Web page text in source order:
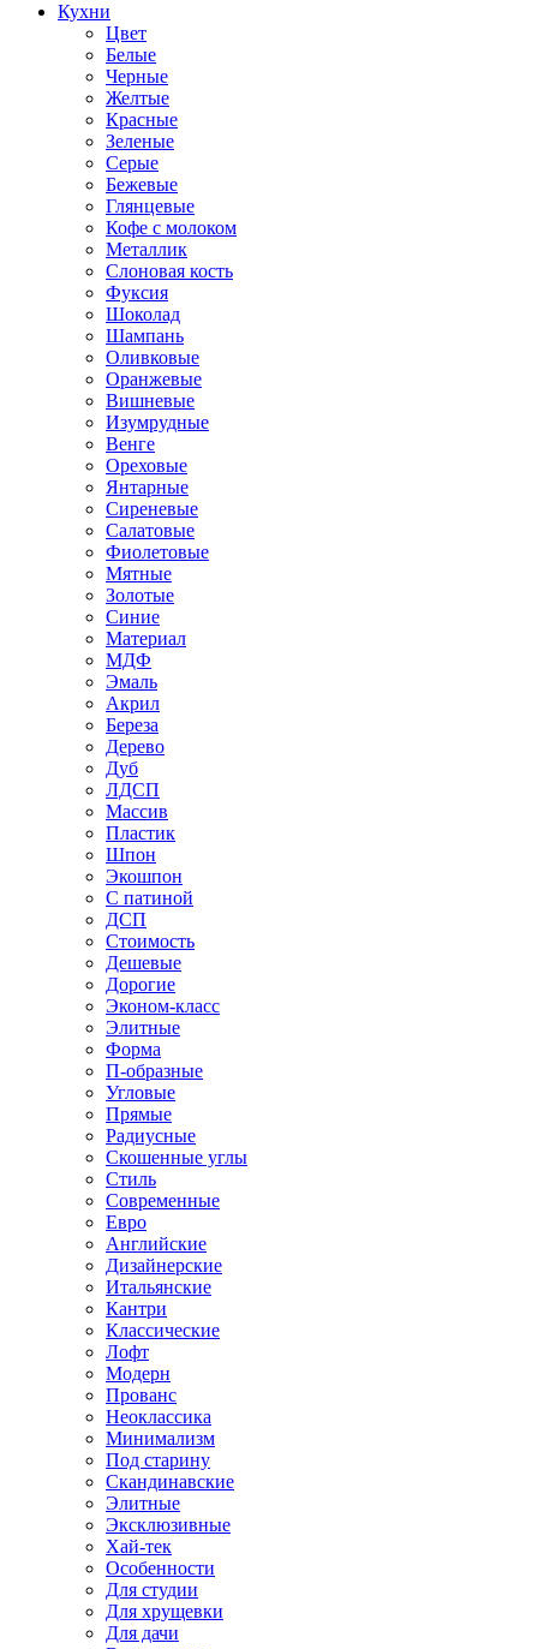
Кухни
Цвет
Белые
Черные
Желтые
Красные
Зеленые
Серые
Бежевые
Глянцевые
Кофе с молоком
Металлик
Слоновая кость
Фуксия
Шоколад
Шампань
Оливковые
Оранжевые
Вишневые
Изумрудные
Венге
Ореховые
Янтарные
Сиреневые
Салатовые
Фиолетовые
Мятные
Золотые
Синие
Материал
МДФ
Эмаль
Акрил
Береза
Дерево
Дуб
ЛДСП
Массив
Пластик
Шпон
Экошпон
С патиной
ДСП
Стоимость
Дешевые
Дорогие
Эконом-класс
Элитные
Форма
П-образные
Угловые
Прямые
Радиусные
Скошенные углы
Стиль
Современные
Евро
Английские
Дизайнерские
Итальянские
Кантри
Классические
Лофт
Модерн
Прованс
Неоклассика
Минимализм
Под старину
Скандинавские
Элитные
Эксклюзивные
Хай-тек
Особенности
Для студии
Для хрущевки
Для дачи